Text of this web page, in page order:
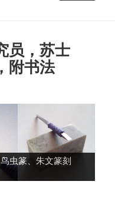
员，苏士
附书法
虫篆、朱文篆刻